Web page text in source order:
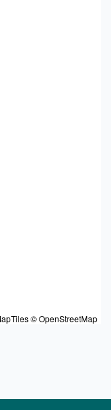
© OpenStreetMap